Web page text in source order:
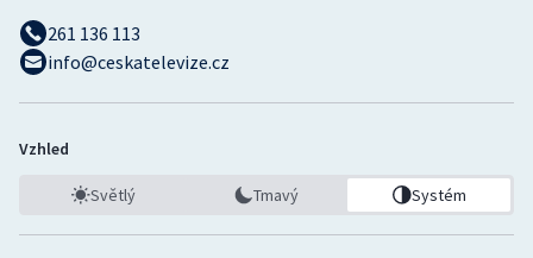
261 136 113
info@ceskatelevize.cz
Vzhled
Světlý Tmavý Systém